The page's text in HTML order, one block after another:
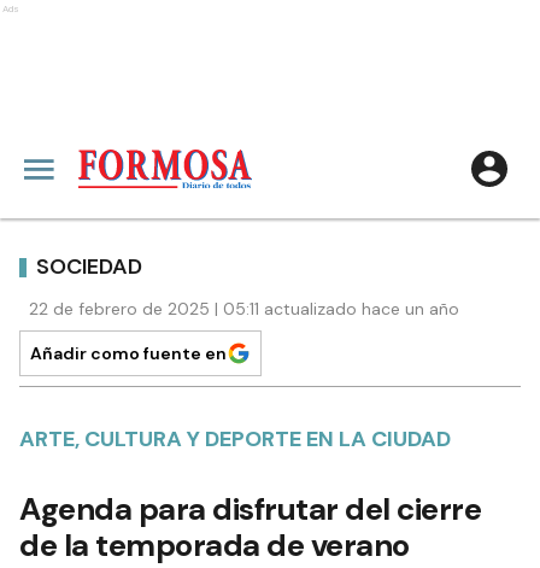
Ads
SOCIEDAD
22 de febrero de 2025 | 05:11 actualizado hace un año
Añadir como fuente en
ARTE, CULTURA Y DEPORTE EN LA CIUDAD
Agenda para disfrutar del cierre
de la temporada de verano